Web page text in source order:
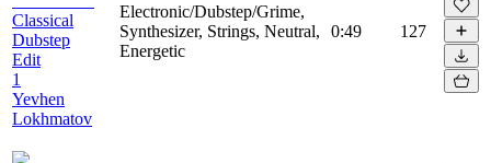
Classical
Dubstep
Edit
1
Yevhen
Lokhmatov
Electronic/Dubstep/Grime,
Synthesizer, Strings, Neutral,
Energetic
0:49 127